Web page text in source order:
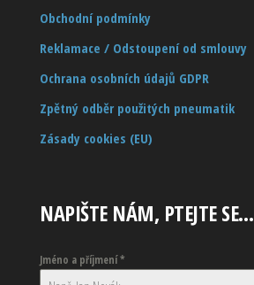
Obchodní podmínky
Reklamace / Odstoupení od smlouvy
Ochrana osobních údajů GDPR
Zpětný odběr použitých pneumatik
Zásady cookies (EU)
NAPIŠTE NÁM, PTEJTE SE…
Jméno a příjmení*